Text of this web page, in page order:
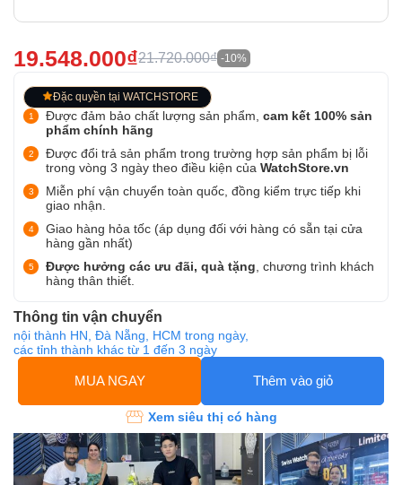
19.548.000₫21.720.000₫ -10%
Đặc quyền tại WATCHSTORE
Được đảm bảo chất lượng sản phẩm, cam kết 100% sản
phẩm chính hãng
Được đổi trả sản phẩm trong trường hợp sản phẩm bị lỗi
trong vòng 3 ngày theo điều kiện của WatchStore.vn
Miễn phí vận chuyển toàn quốc, đồng kiểm trực tiếp khi
giao nhận.
Giao hàng hỏa tốc (áp dụng đối với hàng có sẵn tại cửa
hàng gần nhất)
Được hưởng các ưu đãi, quà tặng , chương trình khách
hàng thân thiết.
Thông tin vận chuyển
nội thành HN, Đà Nẵng, HCM trong ngày,
các tỉnh thành khác từ 1 đến 3 ngày
MUA NGAY Thêm vào giỏ
Xem siêu thị có hàng